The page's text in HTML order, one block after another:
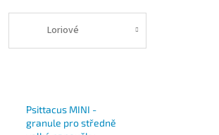
Loriové
Psittacus MINI -
granule pro středně